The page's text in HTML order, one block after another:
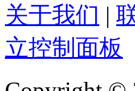
关于我们 |
立控制面板